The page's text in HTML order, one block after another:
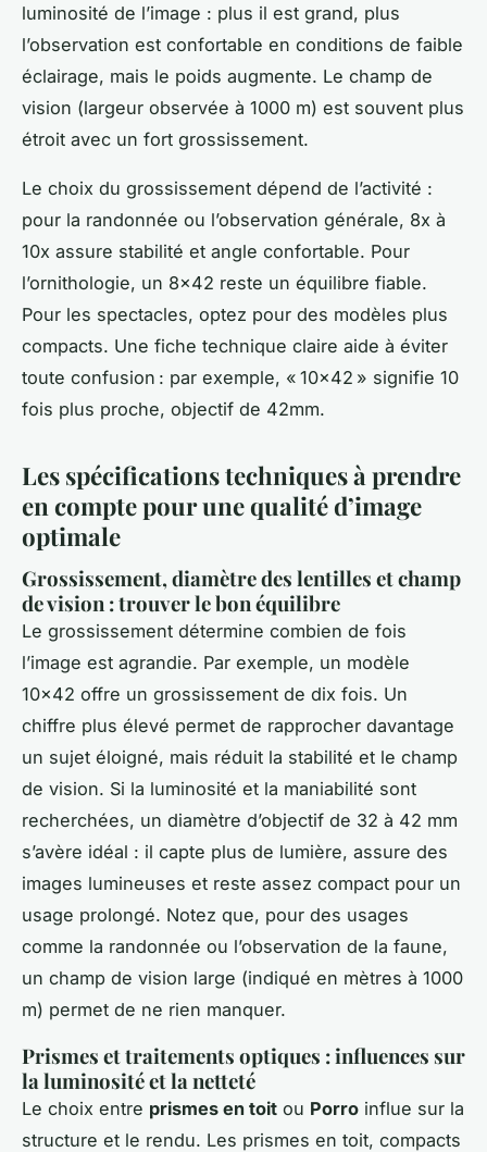
luminosité de l’image : plus il est grand, plus
l’observation est confortable en conditions de faible
éclairage, mais le poids augmente. Le champ de
vision (largeur observée à 1000 m) est souvent plus
étroit avec un fort grossissement.
Le choix du grossissement dépend de l’activité :
pour la randonnée ou l’observation générale, 8x à
10x assure stabilité et angle confortable. Pour
l’ornithologie, un 8x42 reste un équilibre fiable.
Pour les spectacles, optez pour des modèles plus
compacts. Une fiche technique claire aide à éviter
toute confusion : par exemple, « 10x42 » signifie 10
fois plus proche, objectif de 42mm.
Les spécifications techniques à prendre
en compte pour une qualité d’image
optimale
Grossissement, diamètre des lentilles et champ
de vision : trouver le bon équilibre
Le grossissement détermine combien de fois
l’image est agrandie. Par exemple, un modèle
10x42 offre un grossissement de dix fois. Un
chiffre plus élevé permet de rapprocher davantage
un sujet éloigné, mais réduit la stabilité et le champ
de vision. Si la luminosité et la maniabilité sont
recherchées, un diamètre d’objectif de 32 à 42 mm
s’avère idéal : il capte plus de lumière, assure des
images lumineuses et reste assez compact pour un
usage prolongé. Notez que, pour des usages
comme la randonnée ou l’observation de la faune,
un champ de vision large (indiqué en mètres à 1000
m) permet de ne rien manquer.
Prismes et traitements optiques : influences sur
la luminosité et la netteté
Le choix entre prismes en toit ou Porro influe sur la
structure et le rendu. Les prismes en toit, compacts